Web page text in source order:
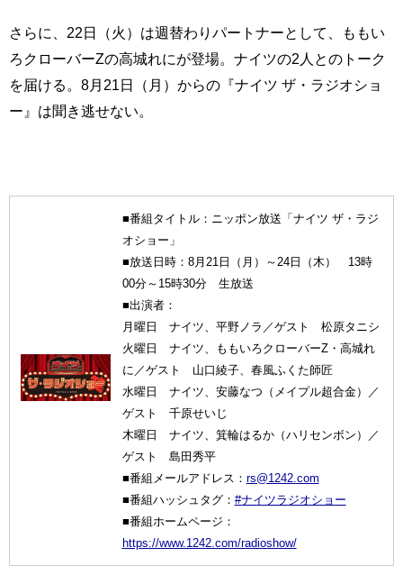
さらに、22日（火）は週替わりパートナーとして、ももい
ろクローバーZの高城れにが登場。ナイツの2人とのトーク
を届ける。8月21日（月）からの『ナイツ ザ・ラジオショ
ー』は聞き逃せない。
■番組タイトル：ニッポン放送「ナイツ ザ・ラジ
オショー」
■放送日時：8月21日（月）～24日（木） 13時
00分～15時30分 生放送
■出演者：
月曜日 ナイツ、平野ノラ／ゲスト 松原タニシ
火曜日 ナイツ、ももいろクローバーZ・高城れ
に／ゲスト 山口綾子、春風ふくた師匠
水曜日 ナイツ、安藤なつ（メイプル超合金）／
ゲスト 千原せいじ
木曜日 ナイツ、箕輪はるか（ハリセンボン）／
ゲスト 島田秀平
■番組メールアドレス： rs@1242.com
■番組ハッシュタグ： #ナイツラジオショー
■番組ホームページ：
https://www.1242.com/radioshow/